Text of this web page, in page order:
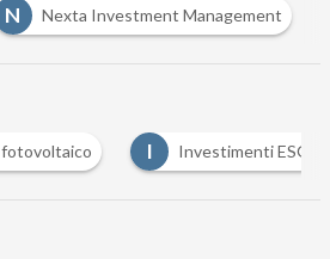
N Nexta Investment Management
fotovoltaico I Investimenti ESG